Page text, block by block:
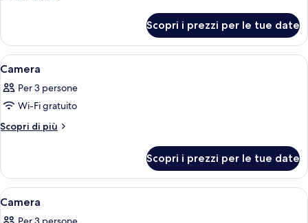
Scopri i prezzi per le tue date
Apri
tutte
le
foto
per
Un'area patio con tavolo e sedie,
1
Camera
Per 3 persone
Wi-Fi gratuito
Scopri di più
Altri
Scopri i prezzi per le tue date
Apri
tutte
Una camera da letto moderna con
4
Camera